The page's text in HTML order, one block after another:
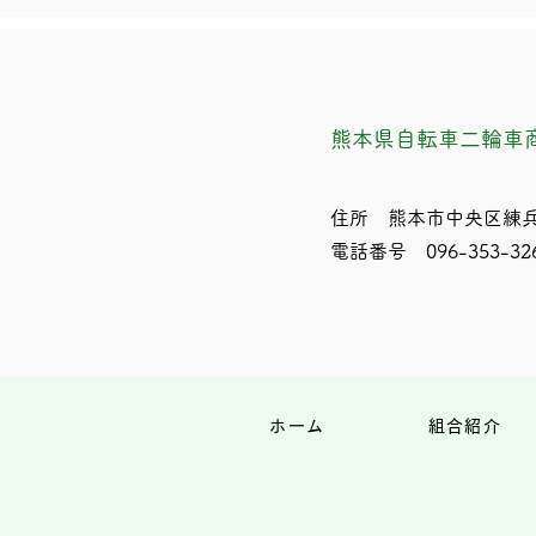
熊本県自転車二輪車
住所 熊本市中央区練
電話番号 096-353-
ホーム 組合紹介